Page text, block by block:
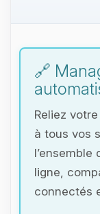
🔗
Reliez
à tous vos
ligne,
connectés